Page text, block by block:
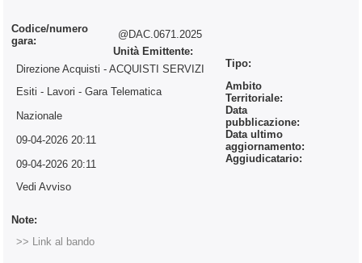
Codice/numero
gara:
@DAC.0671.2025
Unità Emittente:
Direzione Acquisti - ACQUISTI SERVIZI
Tipo:
Esiti - Lavori- Gara Telematica
Ambito
Territoriale:
Nazionale
Data
pubblicazione:
09-04-2026 20:11
Data ultimo
aggiornamento:
09-04-2026 20:11
Aggiudicatario:
Vedi Avviso
Note:
>> Link al bando